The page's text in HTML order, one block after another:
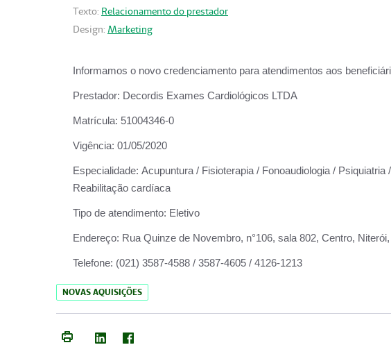
Texto: Relacionamento do prestador
Design: Marketing
Informamos o novo credenciamento para atendimentos aos
Prestador: Decordis Exames Cardiológicos LTDA
Matrícula: 51004346-0
Vigência: 01/05/2020
Especialidade: Acupuntura / Fisioterapia / Fonoaudiologia /
Reabilitação cardíaca
Tipo de atendimento: Eletivo
Endereço: Rua Quinze de Novembro, n°106, sala 802, Centro,
Telefone: (021) 3587-4588 / 3587-4605 / 4126-1213
NOVAS AQUISIÇÕES